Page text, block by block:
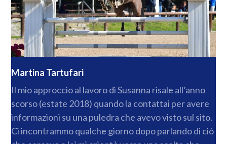
Martina Tartufari
Il mio approccio al lavoro di Susanna risale all’anno
scorso (estate 2018) quando la contattai per avere
informazioni su una puledra che avevo visto sul sito.
Ci incontrammo qualche giorno dopo parlando di ciò